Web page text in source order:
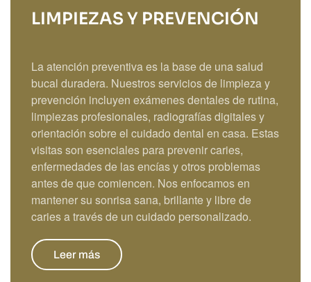
LIMPIEZAS Y PREVENCIÓN
La atención preventiva es la base de una salud
bucal duradera. Nuestros servicios de limpieza y
prevención incluyen exámenes dentales de rutina,
limpiezas profesionales, radiografías digitales y
orientación sobre el cuidado dental en casa. Estas
visitas son esenciales para prevenir caries,
enfermedades de las encías y otros problemas
antes de que comiencen. Nos enfocamos en
mantener su sonrisa sana, brillante y libre de
caries a través de un cuidado personalizado.
Leer más